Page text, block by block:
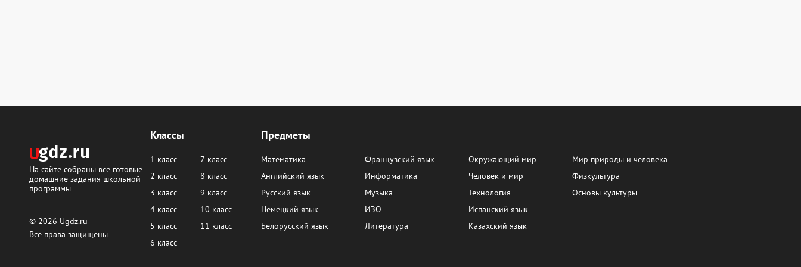
Классы
1 класс
2 класс
3 класс
4 класс
5 класс
6 класс
7 класс
8 класс
9 класс
10 класс
11 класс
Предметы
Математика
Английский язык
Русский язык
Немецкий язык
Белорусский язык
Французский язык
Информатика
Музыка
ИЗО
Литература
Окружающий мир
Человек и мир
Технология
Испанский язык
Казахский язык
Мир природы и человека
Физкультура
Основы культуры
На сайте собраны все готовые
домашние задания школьной
программы
© 2026 Ugdz.ru
Все права защищены